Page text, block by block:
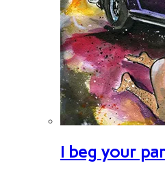
I beg your